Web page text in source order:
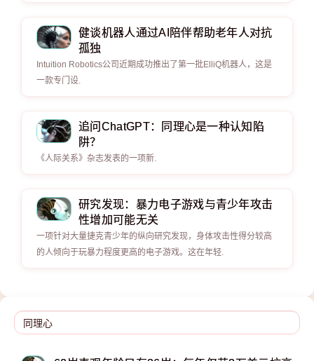
健谈机器人通过AI陪伴帮助老年人对抗
孤独
Intuition Robotics公司近期成功推出了第一批ElliQ机器人，这是
一款专门设.
追问ChatGPT：同理心是一种认知陷
阱？
《人际关系》杂志发表的一项新.
研究发现：暴力电子游戏与青少年攻击
性增加可能无关
一项针对大量捷克青少年的纵向研究发现，身体攻击性得分较高
的人倾向于玩暴力程度更高的电子游戏。这在年轻.